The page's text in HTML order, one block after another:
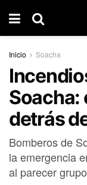
Inicio Soacha
Soacha:
detrás
Bomberos de
la emergencia
al parecer